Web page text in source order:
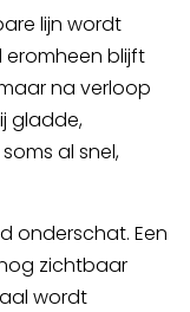
lijn wordt
eromheen blijft
na verloop
gladde,
al snel,
onderschat. Een
zichtbaar
wordt